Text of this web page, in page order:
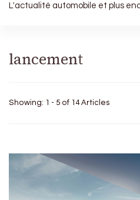
L'actualité automobile et plus
lancement
Showing: 1 - 5 of 14 Articles